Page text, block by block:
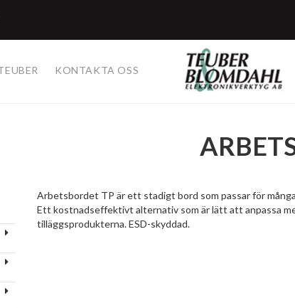
KONTAKTA OSS
Arbetsbordet TP är ett stadigt bord som passar för
Ett kostnadseffektivt alternativ som är lätt att anpassa
tilläggsprodukterna. ESD-skyddad.